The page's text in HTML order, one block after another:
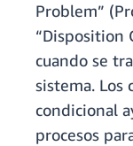
Problem”
“Disposition
cuando se
sistema. Los
condicional
procesos